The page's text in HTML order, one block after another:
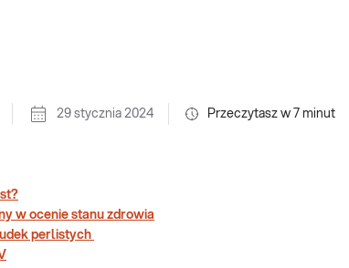
29 stycznia 2024 Przeczytasz w 7 minut
w ocenie stanu zdrowia
perlistych